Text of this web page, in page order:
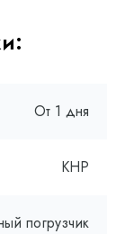
От 1 дня
КНР
погрузчик